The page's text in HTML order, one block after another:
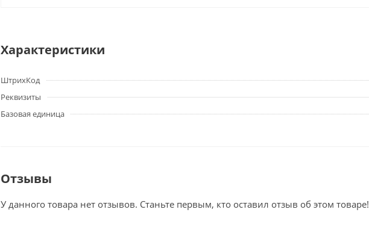
Характеристики
ШтрихКод
Реквизиты
Базовая единица
Отзывы
У данного товара нет отзывов. Станьте первым, кто оставил отзыв об этом товаре!